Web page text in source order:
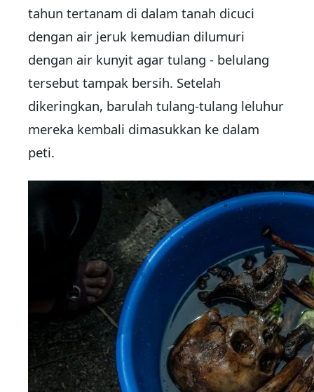
tahun tertanam di dalam tanah dicuci
dengan air jeruk kemudian dilumuri
dengan air kunyit agar tulang - belulang
tersebut tampak bersih. Setelah
dikeringkan, barulah tulang-tulang leluhur
mereka kembali dimasukkan ke dalam
peti.